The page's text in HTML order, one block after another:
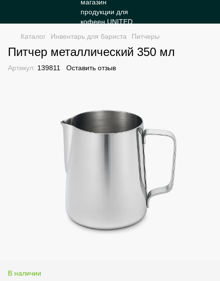
Каталог Инвентарь для бариста Питчеры
Питчер металлический 350 мл
Артикул: 139811 Оставить отзыв
В наличии